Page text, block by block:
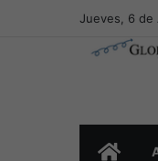
Jueves, 6 de